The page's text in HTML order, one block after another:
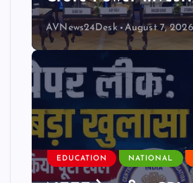
AVNews24Desk August 7, 2026
EDUCATION NATIONAL